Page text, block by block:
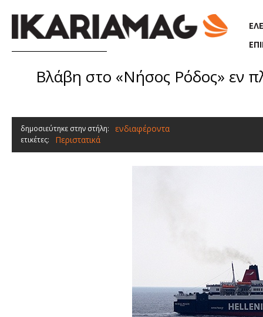
Βλάβη στο «Νήσος Ρόδος» εν
δημοσιεύτηκε στην στήλη: ενδιαφέροντα
ετικέτες: Περιστατικά